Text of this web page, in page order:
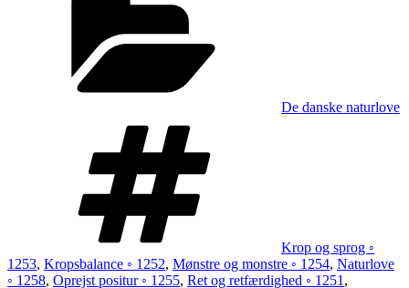
De danske naturlove
Krop og sprog ◦
1253, Kropsbalance ◦ 1252, Mønstre og monstre ◦ 1254, Naturlove
◦ 1258, Oprejst positur ◦ 1255, Ret og retfærdighed ◦ 1251 ,